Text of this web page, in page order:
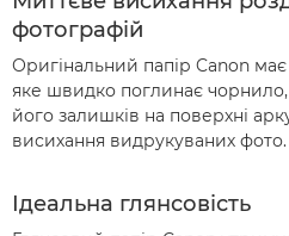
фотографій
Оригінальний папір Canon
яке швидко поглинає чорнило,
його залишків на поверхні
висихання видрукуваних фото.
Ідеальна глянсовість